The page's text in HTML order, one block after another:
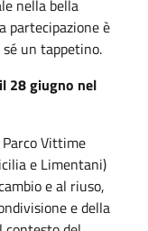
nella bella
partecipazione è
un tappetino.
28 giugno nel
Vittime
e Limentani)
e al riuso,
e della